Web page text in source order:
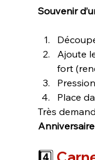
Souvenir
Ajoute
fort
Place
Très
Anniversaire